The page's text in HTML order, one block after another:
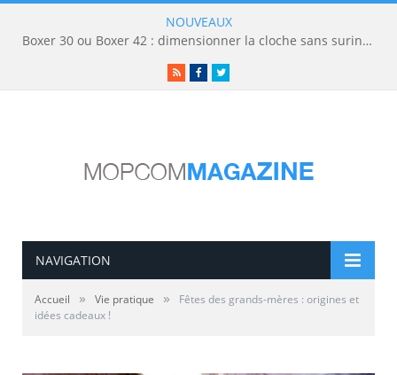
NOUVEAUX
Boxer 30 ou Boxer 42 : dimensionner la cloche sans surinvestir
RSSFacebookTwitter
NAVIGATION
Accueil » Vie pratique »
Fêtes des grands-mères : origines et
idées cadeaux !